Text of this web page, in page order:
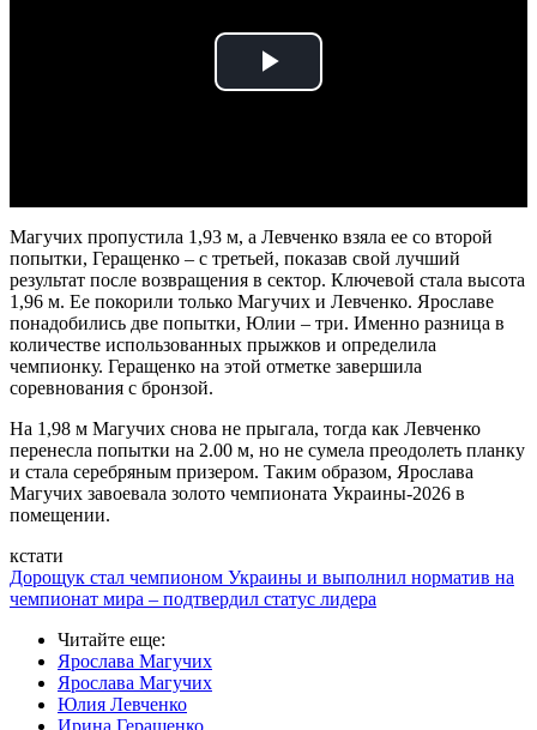
Play
Магучих пропустила 1,93 м, а Левченко взяла ее со второй
попытки, Геращенко – с третьей, показав свой лучший
результат после возвращения в сектор. Ключевой стала высота
1,96 м. Ее покорили только Магучих и Левченко. Ярославе
понадобились две попытки, Юлии – три. Именно разница в
количестве использованных прыжков и определила
чемпионку. Геращенко на этой отметке завершила
соревнования с бронзой.
На 1,98 м Магучих снова не прыгала, тогда как Левченко
перенесла попытки на 2.00 м, но не сумела преодолеть планку
и стала серебряным призером. Таким образом, Ярослава
Магучих завоевала золото чемпионата Украины-2026 в
помещении.
кстати
Дорощук стал чемпионом Украины и выполнил норматив на
чемпионат мира – подтвердил статус лидера
Читайте еще:
Ярослава Магучих
Ярослава Магучих
Юлия Левченко